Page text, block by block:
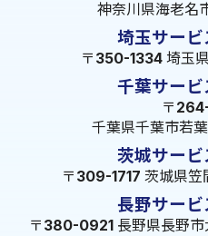
神奈川県海老名
埼玉サービ
〒350-1334 埼玉
千葉サービ
〒
千葉県千葉市若
茨城サービ
〒309-1717 茨城県
長野サー
〒380-0921 長野県長野市